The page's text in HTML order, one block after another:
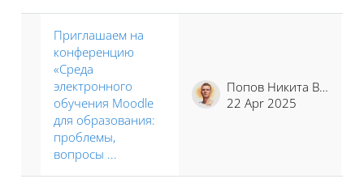
Приглашаем на
конференцию
«Среда
электронного
обучения Moodle
для образования:
проблемы,
вопросы ...
Попов Никита Владимирович
22 Apr 2025